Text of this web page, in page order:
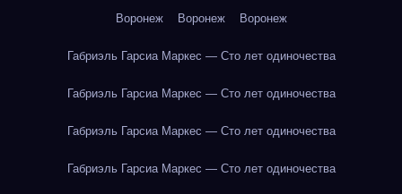
Воронеж Воронеж Воронеж
Габриэль Гарсиа Маркес — Сто лет одиночества
Габриэль Гарсиа Маркес — Сто лет одиночества
Габриэль Гарсиа Маркес — Сто лет одиночества
Габриэль Гарсиа Маркес — Сто лет одиночества